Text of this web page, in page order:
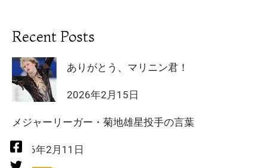
Recent Posts
ありがとう、マリニン君！
2026年2月15日
メジャーリーガー・菊地雄星投手の言葉
2026年2月11日